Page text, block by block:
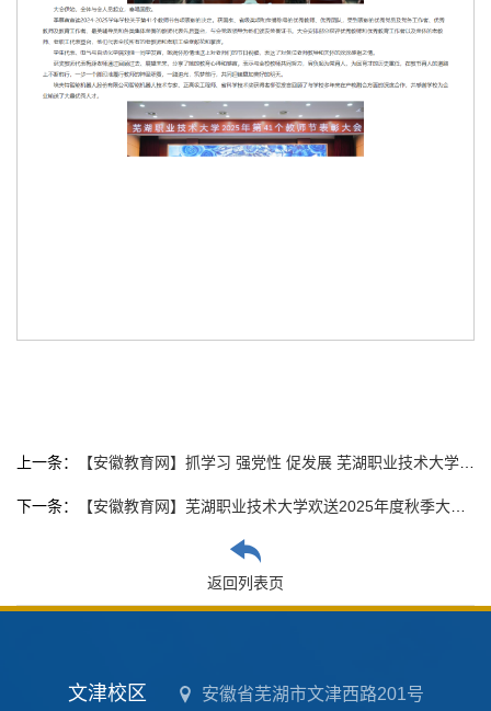
上一条： 【安徽教育网】抓学习 强党性 促发展 芜湖职业技术大学举办党员集中教育培训班
下一条： 【安徽教育网】芜湖职业技术大学欢送2025年度秋季大学生入伍
返回列表页
文津校区
安徽省芜湖市文津西路201号